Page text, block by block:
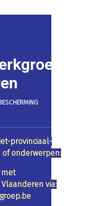
provinciaal-
of onderwerpen:
met
via: